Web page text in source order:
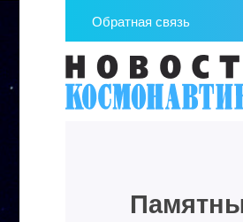
Обратная связь